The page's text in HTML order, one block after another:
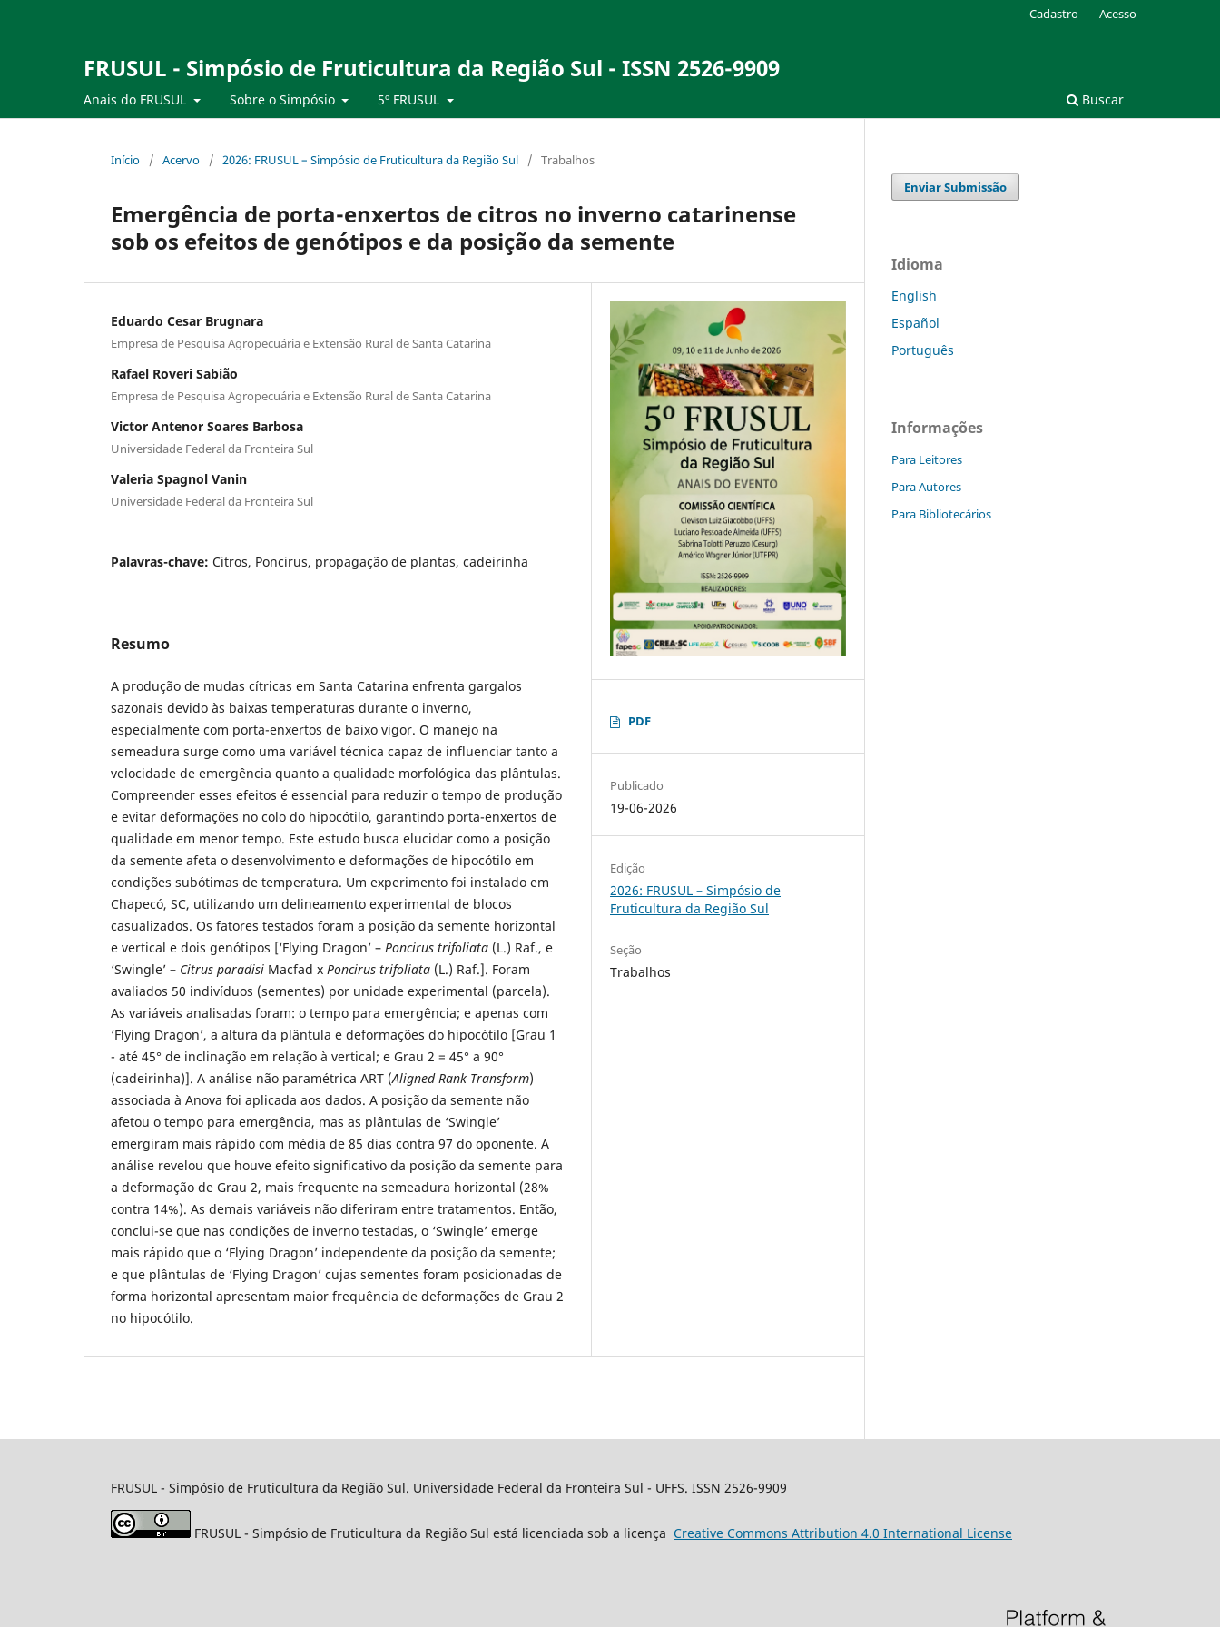
FRUSUL - Simpósio de Fruticultura da Região Sul - ISSN 2526-9909
Anais do FRUSUL Sobre o Simpósio 5º FRUSUL Buscar
Cadastro Acesso
Início / Acervo / 2026: FRUSUL – Simpósio de Fruticultura da Região Sul / Trabalhos
Emergência de porta-enxertos de citros no inverno catarinense
sob os efeitos de genótipos e da posição da semente
Eduardo Cesar Brugnara
Empresa de Pesquisa Agropecuária e Extensão Rural de Santa Catarina
Rafael Roveri Sabião
Empresa de Pesquisa Agropecuária e Extensão Rural de Santa Catarina
Victor Antenor Soares Barbosa
Universidade Federal da Fronteira Sul
Valeria Spagnol Vanin
Universidade Federal da Fronteira Sul
Palavras-chave: Citros, Poncirus, propagação de plantas, cadeirinha
Resumo
A produção de mudas cítricas em Santa Catarina enfrenta gargalos
sazonais devido às baixas temperaturas durante o inverno,
especialmente com porta-enxertos de baixo vigor. O manejo na
semeadura surge como uma variável técnica capaz de influenciar tanto a
velocidade de emergência quanto a qualidade morfológica das plântulas.
Compreender esses efeitos é essencial para reduzir o tempo de produção
e evitar deformações no colo do hipocótilo, garantindo porta-enxertos de
qualidade em menor tempo. Este estudo busca elucidar como a posição
da semente afeta o desenvolvimento e deformações de hipocótilo em
condições subótimas de temperatura. Um experimento foi instalado em
Chapecó, SC, utilizando um delineamento experimental de blocos
casualizados. Os fatores testados foram a posição da semente horizontal
e vertical e dois genótipos [‘Flying Dragon’ – Poncirus trifoliata (L.) Raf., e
‘Swingle’ – Citrus paradisi Macfad x Poncirus trifoliata (L.) Raf.]. Foram
avaliados 50 indivíduos (sementes) por unidade experimental (parcela).
As variáveis analisadas foram: o tempo para emergência; e apenas com
‘Flying Dragon’, a altura da plântula e deformações do hipocótilo [Grau 1
- até 45° de inclinação em relação à vertical; e Grau 2 = 45° a 90°
(cadeirinha)]. A análise não paramétrica ART (Aligned Rank Transform)
associada à Anova foi aplicada aos dados. A posição da semente não
afetou o tempo para emergência, mas as plântulas de ‘Swingle’
emergiram mais rápido com média de 85 dias contra 97 do oponente. A
análise revelou que houve efeito significativo da posição da semente para
a deformação de Grau 2, mais frequente na semeadura horizontal (28%
contra 14%). As demais variáveis não diferiram entre tratamentos. Então,
conclui-se que nas condições de inverno testadas, o ‘Swingle’ emerge
mais rápido que o ‘Flying Dragon’ independente da posição da semente;
e que plântulas de ‘Flying Dragon’ cujas sementes foram posicionadas de
forma horizontal apresentam maior frequência de deformações de Grau 2
no hipocótilo.
PDF
Publicado
19-06-2026
Edição
2026: FRUSUL – Simpósio de
Fruticultura da Região Sul
Seção
Trabalhos
Enviar Submissão
Idioma
English
Español
Português
Informações
Para Leitores
Para Autores
Para Bibliotecários
FRUSUL - Simpósio de Fruticultura da Região Sul. Universidade Federal da Fronteira Sul - UFFS. ISSN 2526-9909
FRUSUL - Simpósio de Fruticultura da Região Sul está licenciada sob a licença Creative Commons Attribution 4.0 International License